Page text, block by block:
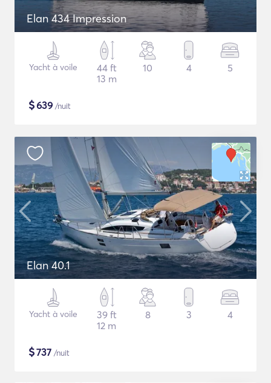
Elan 434 Impression
Yacht à voile
44 ft
13 m
10 4 5
$639 /nuit
Elan 40.1
Yacht à voile
39 ft
12 m
8 3 4
$737 /nuit